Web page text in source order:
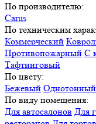
По производителю:
Carus
По техническим
Коммерческий
Противопожарный С
Тафтинговый
По цвету:
Бежевый Однотонный
По виду помещения:
Для автосалонов Для